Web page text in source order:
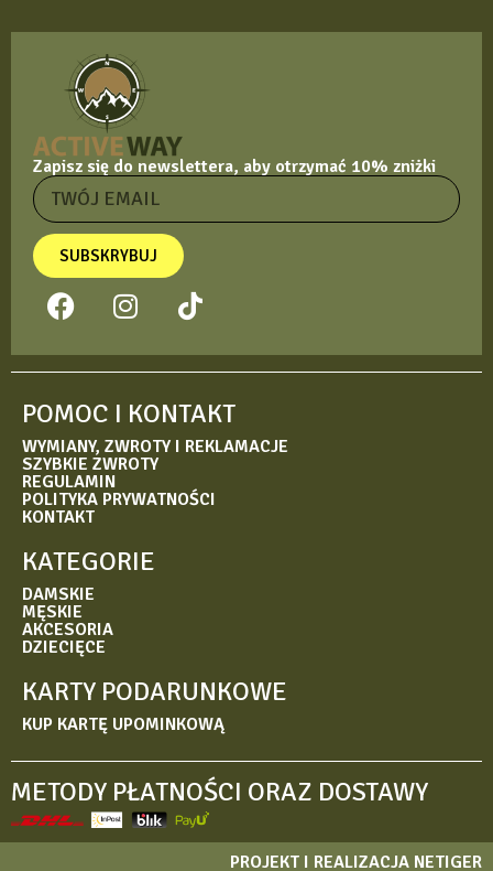
Zapisz się do newslettera, aby otrzymać 10% zniżki
SUBSKRYBUJ
POMOC I KONTAKT
WYMIANY, ZWROTY I REKLAMACJE
SZYBKIE ZWROTY
REGULAMIN
POLITYKA PRYWATNOŚCI
KONTAKT
KATEGORIE
DAMSKIE
MĘSKIE
AKCESORIA
DZIECIĘCE
KARTY PODARUNKOWE
KUP KARTĘ UPOMINKOWĄ
METODY PŁATNOŚCI ORAZ DOSTAWY
PROJEKT I REALIZACJA NETIGER